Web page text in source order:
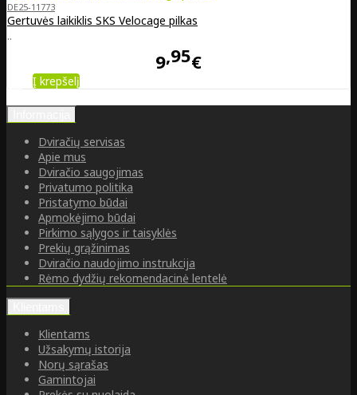
DE25-11773
Gertuvės laikiklis SKS Velocage pilkas
..
9 95€
Į krepšelį
Dviračių servisas
Apie mus
Dviračio saugojimas
Privatumo politika
Pristatymo būdai
Apmokėjimo būdai
Pirkimo sąlygos ir taisyklės
Prekių grąžinimas
Dviračio naudojimo instrukcija
Rėmo dydžių rekomendacinė lentelė
Klientams
Užsakymų istorija
Norų sąrašas
Gamintojai